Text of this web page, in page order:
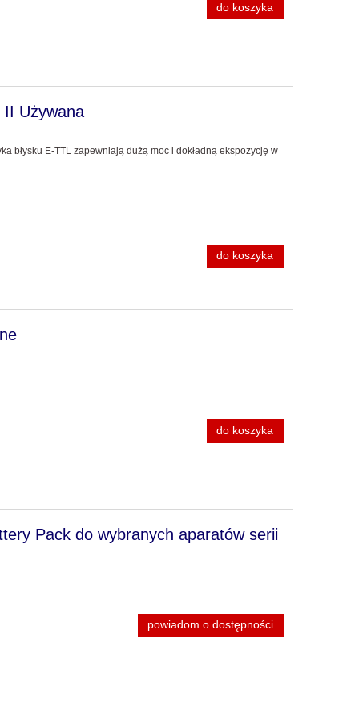
do koszyka
II Używana
błysku E-TTL zapewniają dużą moc i dokładną ekspozycję w
do koszyka
do koszyka
Pack do wybranych aparatów serii
powiadom o dostępności